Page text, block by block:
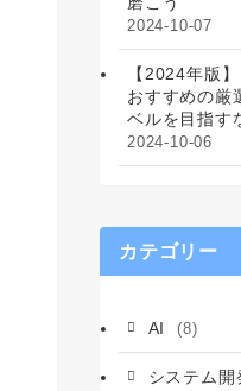
2024-10-07
【2024年版
おすすめの厳
ベルを目指す
2024-10-06
カテゴリー
AI (8)
システム開